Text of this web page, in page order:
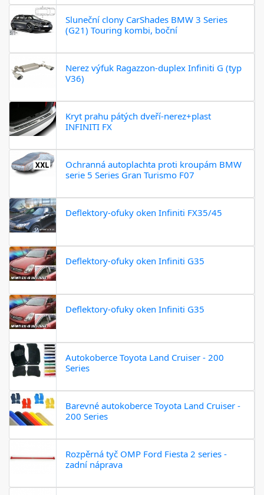
Sluneční clony CarShades BMW 3 Series
(G21) Touring kombi, boční
Nerez výfuk Ragazzon-duplex Infiniti G (typ
V36)
Kryt prahu pátých dveří-nerez+plast
INFINITI FX
Ochranná autoplachta proti kroupám BMW
serie 5 Series Gran Turismo F07
Deflektory-ofuky oken Infiniti FX35/45
Deflektory-ofuky oken Infiniti G35
Deflektory-ofuky oken Infiniti G35
Autokoberce Toyota Land Cruiser - 200
Series
Barevné autokoberce Toyota Land Cruiser -
200 Series
Rozpěrná tyč OMP Ford Fiesta 2 series -
zadní náprava